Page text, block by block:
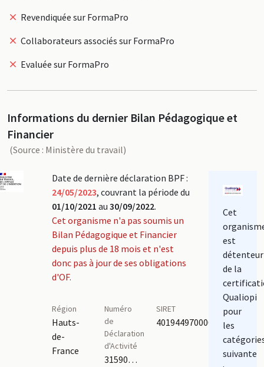
Revendiquée sur FormaPro
Collaborateurs associés sur FormaPro
Evaluée sur FormaPro
Informations du dernier Bilan Pédagogique et
Financier
(Source : Ministère du travail)
Date de dernière déclaration BPF :
24/05/2023, couvrant la période du
01/10/2021 au 30/09/2022.
Cet organisme n'a pas soumis un
Bilan Pédagogique et Financier
depuis plus de 18 mois et n'est
donc pas à jour de ses obligations
d'OF.
Région
Hauts-
de-
France
Numéro
de
Déclaration
d'Activité
31590369159
SIRET
40194497000011
Cet
est
détenteur
de la
Qualiopi
pour
les
suivante